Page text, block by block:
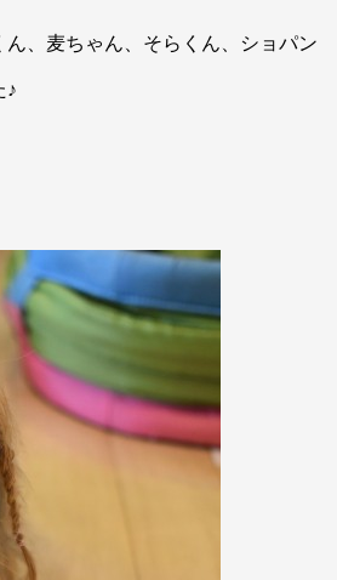
、麦ちゃん、そらくん、ショパン
♪